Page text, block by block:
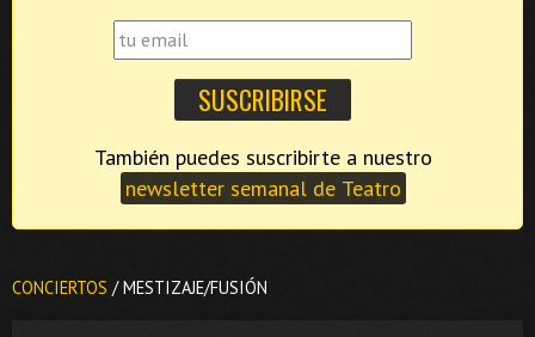
newsletter semanal de Teatro
CONCIERTOS / MESTIZAJE/FUSIÓN